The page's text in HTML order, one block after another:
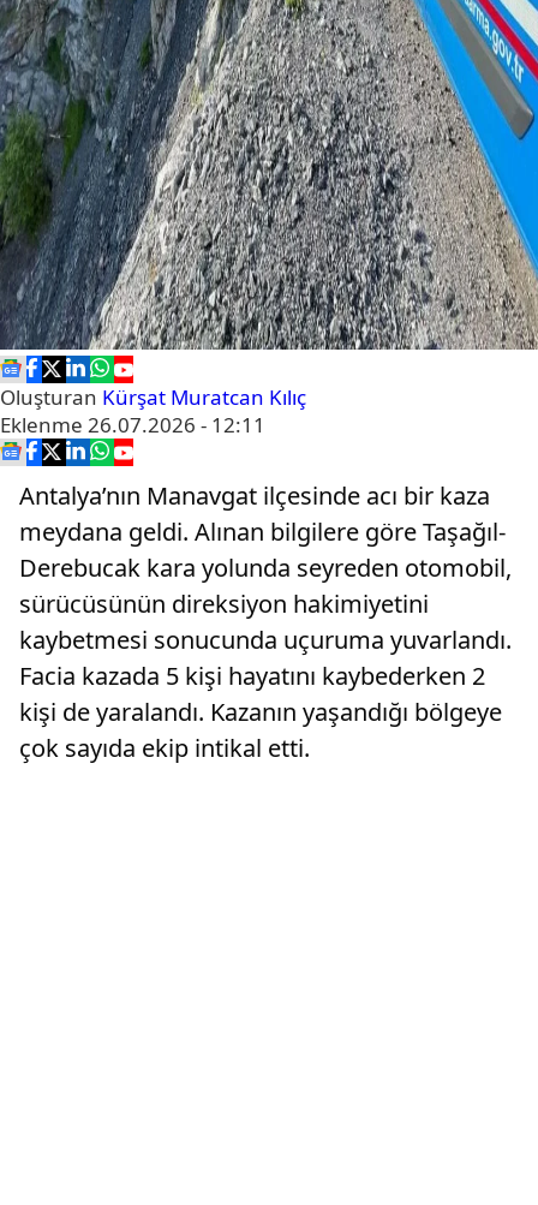
Oluşturan Kürşat Muratcan Kılıç
Eklenme 26.07.2026 - 12:11
Antalya’nın Manavgat ilçesinde acı bir kaza
meydana geldi. Alınan bilgilere göre Taşağıl-
Derebucak kara yolunda seyreden otomobil,
sürücüsünün direksiyon hakimiyetini
kaybetmesi sonucunda uçuruma yuvarlandı.
Facia kazada 5 kişi hayatını kaybederken 2
kişi de yaralandı. Kazanın yaşandığı bölgeye
çok sayıda ekip intikal etti.